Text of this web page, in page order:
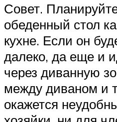
Совет.
обеденный стол
кухне. Если он
далеко, да еще и
через диванную
между диваном и
окажется